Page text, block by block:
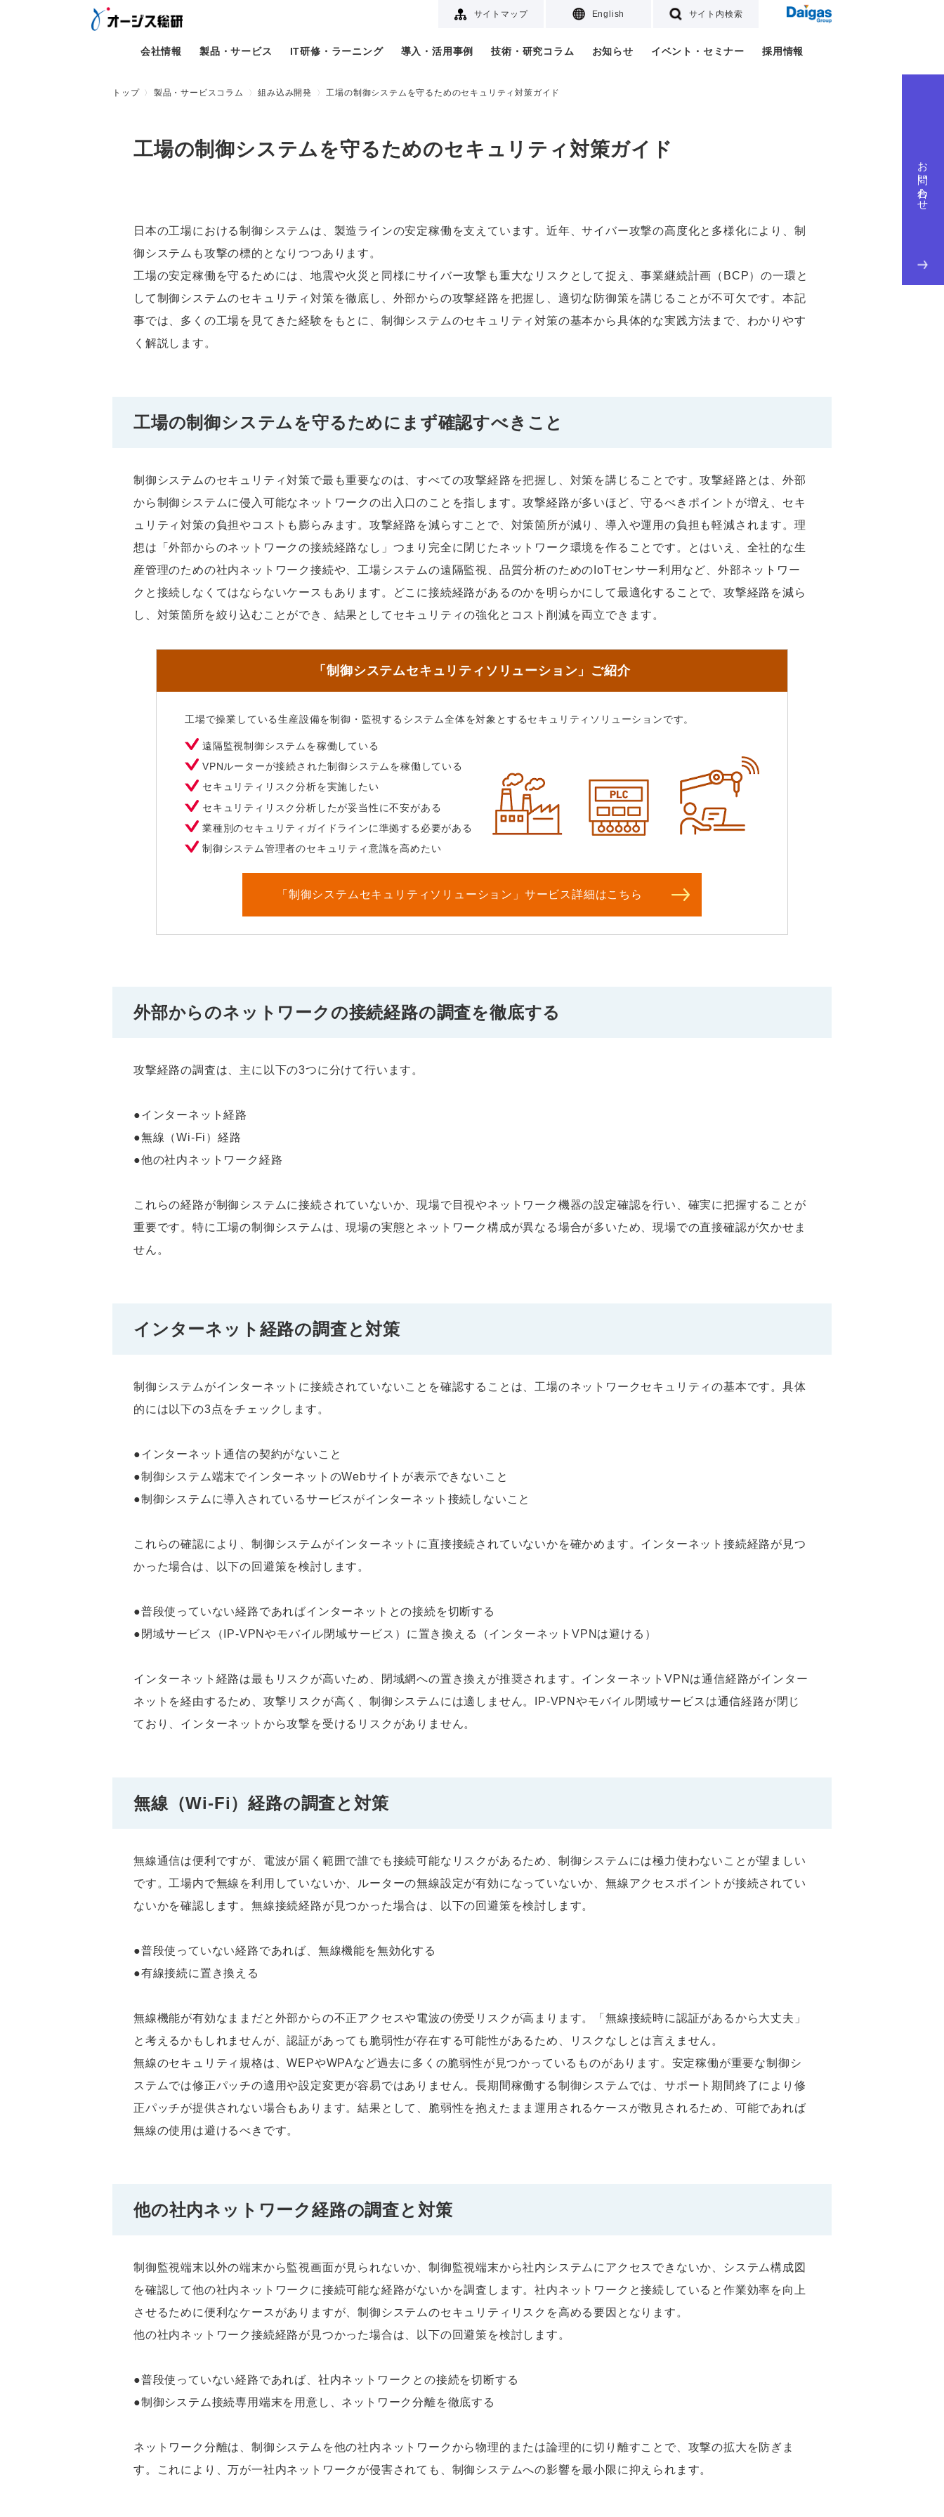
サイトマップ English サイト内検索
会社情報 製品・サービス IT研修・ラーニング 導入・活用事例 技術・研究コラム お知らせ イベント・セミナー 採用情報
お問い合わせ
トップ 製品・サービスコラム 組み込み開発 工場の制御システムを守るためのセキュリティ対策ガイド
工場の制御システムを守るためのセキュリティ対策ガイド
日本の工場における制御システムは、製造ラインの安定稼働を支えています。近年、サイバー攻撃の高度化と多様化により、制
御システムも攻撃の標的となりつつあります。
工場の安定稼働を守るためには、地震や火災と同様にサイバー攻撃も重大なリスクとして捉え、事業継続計画（BCP）の一環と
して制御システムのセキュリティ対策を徹底し、外部からの攻撃経路を把握し、適切な防御策を講じることが不可欠です。本記
事では、多くの工場を見てきた経験をもとに、制御システムのセキュリティ対策の基本から具体的な実践方法まで、わかりやす
く解説します。
工場の制御システムを守るためにまず確認すべきこと
制御システムのセキュリティ対策で最も重要なのは、すべての攻撃経路を把握し、対策を講じることです。攻撃経路とは、外部
から制御システムに侵入可能なネットワークの出入口のことを指します。攻撃経路が多いほど、守るべきポイントが増え、セキ
ュリティ対策の負担やコストも膨らみます。攻撃経路を減らすことで、対策箇所が減り、導入や運用の負担も軽減されます。理
想は「外部からのネットワークの接続経路なし」つまり完全に閉じたネットワーク環境を作ることです。とはいえ、全社的な生
産管理のための社内ネットワーク接続や、工場システムの遠隔監視、品質分析のためのIoTセンサー利用など、外部ネットワー
クと接続しなくてはならないケースもあります。どこに接続経路があるのかを明らかにして最適化することで、攻撃経路を減ら
し、対策箇所を絞り込むことができ、結果としてセキュリティの強化とコスト削減を両立できます。
「制御システムセキュリティソリューション」ご紹介
工場で操業している生産設備を制御・監視するシステム全体を対象とするセキュリティソリューションです。
遠隔監視制御システムを稼働している
VPNルーターが接続された制御システムを稼働している
セキュリティリスク分析を実施したい
セキュリティリスク分析したが妥当性に不安がある
業種別のセキュリティガイドラインに準拠する必要がある
制御システム管理者のセキュリティ意識を高めたい
「制御システムセキュリティソリューション」サービス詳細はこちら
外部からのネットワークの接続経路の調査を徹底する
攻撃経路の調査は、主に以下の3つに分けて行います。
●インターネット経路
●無線（Wi-Fi）経路
●他の社内ネットワーク経路
これらの経路が制御システムに接続されていないか、現場で目視やネットワーク機器の設定確認を行い、確実に把握することが
重要です。特に工場の制御システムは、現場の実態とネットワーク構成が異なる場合が多いため、現場での直接確認が欠かせま
せん。
インターネット経路の調査と対策
制御システムがインターネットに接続されていないことを確認することは、工場のネットワークセキュリティの基本です。具体
的には以下の3点をチェックします。
●インターネット通信の契約がないこと
●制御システム端末でインターネットのWebサイトが表示できないこと
●制御システムに導入されているサービスがインターネット接続しないこと
これらの確認により、制御システムがインターネットに直接接続されていないかを確かめます。インターネット接続経路が見つ
かった場合は、以下の回避策を検討します。
●普段使っていない経路であればインターネットとの接続を切断する
●閉域サービス（IP-VPNやモバイル閉域サービス）に置き換える（インターネットVPNは避ける）
インターネット経路は最もリスクが高いため、閉域網への置き換えが推奨されます。インターネットVPNは通信経路がインター
ネットを経由するため、攻撃リスクが高く、制御システムには適しません。IP-VPNやモバイル閉域サービスは通信経路が閉じ
ており、インターネットから攻撃を受けるリスクがありません。
無線（Wi-Fi）経路の調査と対策
無線通信は便利ですが、電波が届く範囲で誰でも接続可能なリスクがあるため、制御システムには極力使わないことが望ましい
です。工場内で無線を利用していないか、ルーターの無線設定が有効になっていないか、無線アクセスポイントが接続されてい
ないかを確認します。無線接続経路が見つかった場合は、以下の回避策を検討します。
●普段使っていない経路であれば、無線機能を無効化する
●有線接続に置き換える
無線機能が有効なままだと外部からの不正アクセスや電波の傍受リスクが高まります。「無線接続時に認証があるから大丈夫」
と考えるかもしれませんが、認証があっても脆弱性が存在する可能性があるため、リスクなしとは言えません。
無線のセキュリティ規格は、WEPやWPAなど過去に多くの脆弱性が見つかっているものがあります。安定稼働が重要な制御シ
ステムでは修正パッチの適用や設定変更が容易ではありません。長期間稼働する制御システムでは、サポート期間終了により修
正パッチが提供されない場合もあります。結果として、脆弱性を抱えたまま運用されるケースが散見されるため、可能であれば
無線の使用は避けるべきです。
他の社内ネットワーク経路の調査と対策
制御監視端末以外の端末から監視画面が見られないか、制御監視端末から社内システムにアクセスできないか、システム構成図
を確認して他の社内ネットワークに接続可能な経路がないかを調査します。社内ネットワークと接続していると作業効率を向上
させるために便利なケースがありますが、制御システムのセキュリティリスクを高める要因となります。
他の社内ネットワーク接続経路が見つかった場合は、以下の回避策を検討します。
●普段使っていない経路であれば、社内ネットワークとの接続を切断する
●制御システム接続専用端末を用意し、ネットワーク分離を徹底する
ネットワーク分離は、制御システムを他の社内ネットワークから物理的または論理的に切り離すことで、攻撃の拡大を防ぎま
す。これにより、万が一社内ネットワークが侵害されても、制御システムへの影響を最小限に抑えられます。